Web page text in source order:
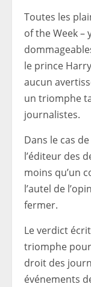
Toutes les
of the Week –
le prince
aucun
un triomphe
journalistes.
Dans le cas
l’éditeur des
moins qu’un
l’autel de
fermer.
Le verdict
triomphe
droit des
événements